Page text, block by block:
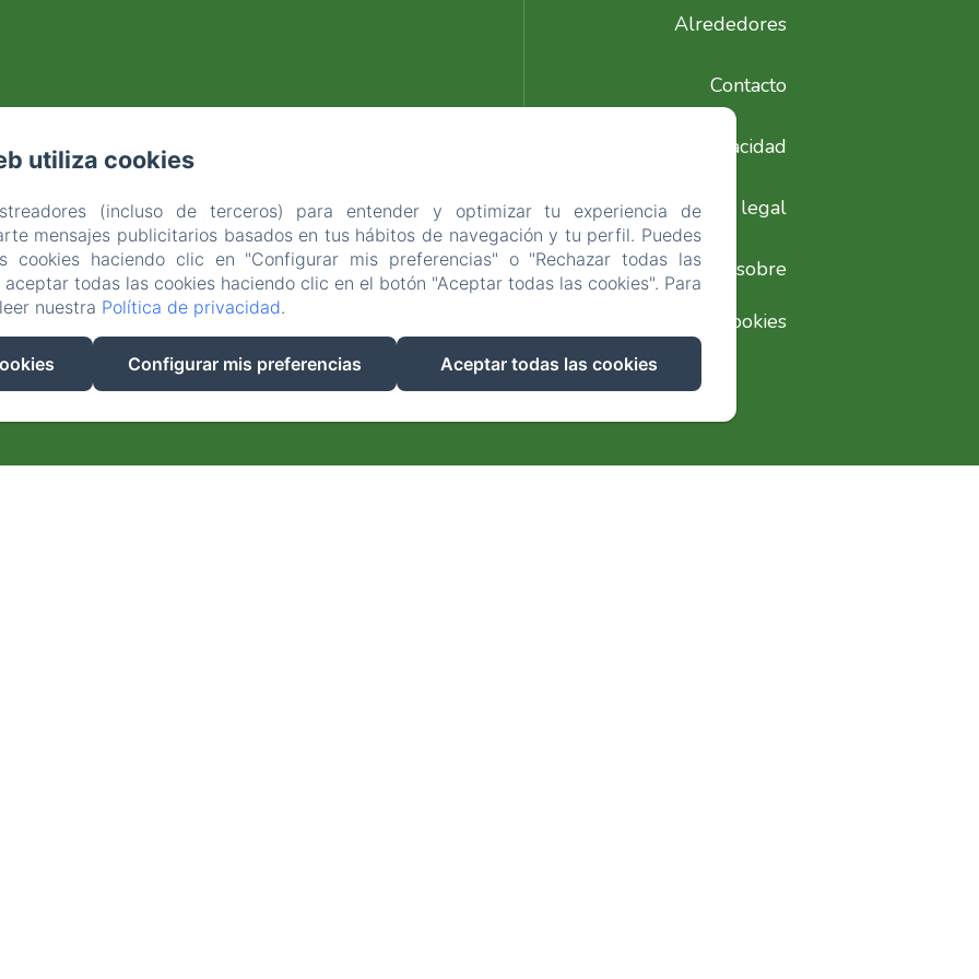
Desarrollado con Amenitiz
Alrededores
Contacto
Política de privacidad
Información legal
Información sobre
cookies
utiliza cookies
(incluso de terceros) para entender y optimizar tu experiencia de
mensajes publicitarios basados en tus hábitos de navegación y tu perfil. Puedes
cookies haciendo clic en "Configurar mis preferencias" o "Rechazar todas las
aceptar todas las cookies haciendo clic en el botón "Aceptar todas las cookies". Para
nuestra Política de privacidad.
Configurar mis preferencias Aceptar todas las cookies